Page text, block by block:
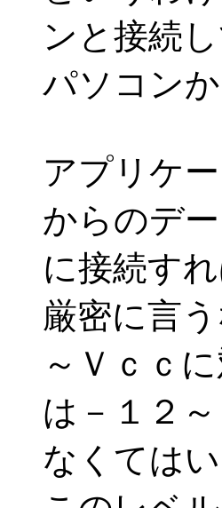
ンと接続し
パソコン
アプリケ
からのデ
に接続すれ
厳密に言
～Ｖｃｃ
は－１２
なくてはい